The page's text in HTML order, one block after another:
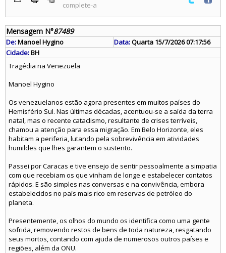
complete-a
Mensagem N°87489
De:Manoel Hygino Data:Quarta 15/7/2026 07:17:56
Cidade:BH
Tragédia na Venezuela
Manoel Hygino
Os venezuelanos estão agora presentes em muitos países do
Hemisfério Sul. Nas últimas décadas, acentuou-se a saída da terra
natal, mas o recente cataclismo, resultante de crises terríveis,
chamou a atenção para essa migração. Em Belo Horizonte, eles
habitam a periferia, lutando pela sobrevivência em atividades
humildes que lhes garantem o sustento.
Passei por Caracas e tive ensejo de sentir pessoalmente a simpatia
com que recebiam os que vinham de longe e estabelecer contatos
rápidos. E são simples nas conversas e na convivência, embora
estabelecidos no país mais rico em reservas de petróleo do
planeta.
Presentemente, os olhos do mundo os identifica como uma gente
sofrida, removendo restos de bens de toda natureza, resgatando
seus mortos, contando com ajuda de numerosos outros países e
regiões, além da ONU.